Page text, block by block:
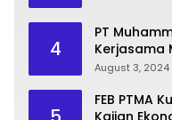
4
PT
Kerjasama
August 3, 2024
FEB PTMA